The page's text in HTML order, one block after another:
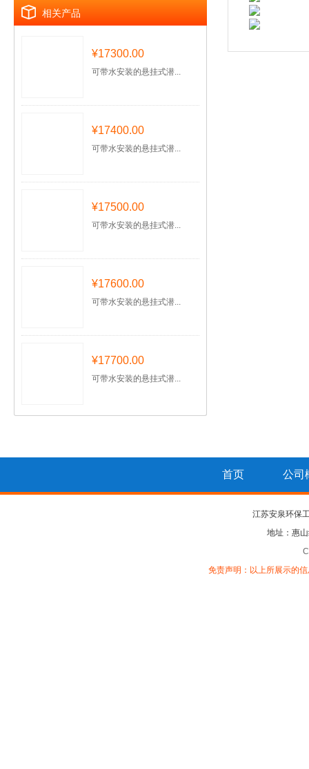
相关产品
¥17300.00
可带水安装的悬挂式潜...
¥17400.00
可带水安装的悬挂式潜...
¥17500.00
可带水安装的悬挂式潜...
¥17600.00
可带水安装的悬挂式潜...
¥17700.00
可带水安装的悬挂式潜...
首页 公司
江苏安泉环保
地址：惠
免责声明：以上所展示的